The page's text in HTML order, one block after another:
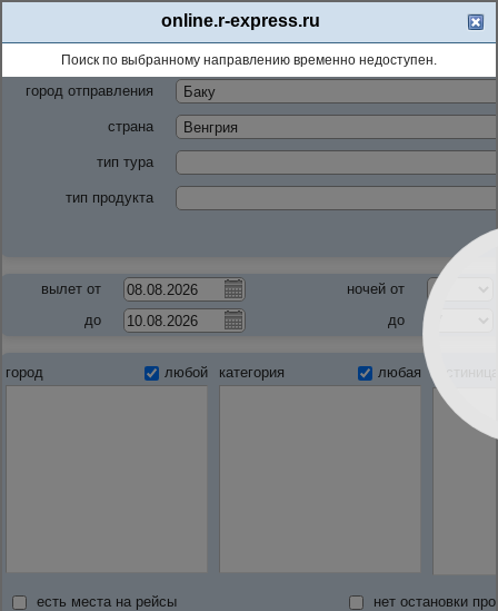
Поиск тура Отели Экскурсионные туры
город отправления
страна
тип тура
тип продукта
вылет от
ночей от
до
до
город любой категория любая
есть места на рейсы нет остановки
online.r-express.ru
Поиск по выбранному направлению временно недоступен.